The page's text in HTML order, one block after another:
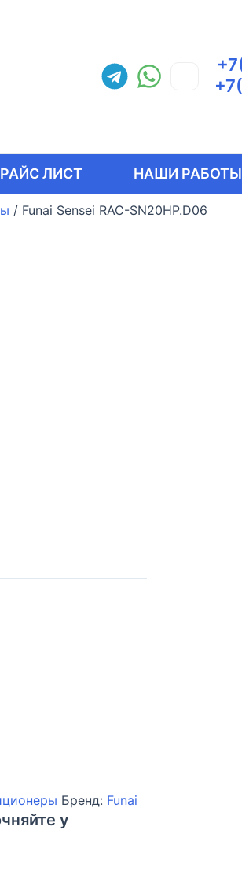
ЛИСТ НАШИ РАБОТЫ
/ Funai Sensei RAC-SN20HP.D06
Бренд: Funai
у